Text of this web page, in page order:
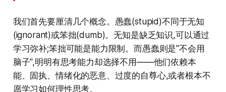
我们首先要厘清几个概念。愚蠢(stupid)不同于无知
(ignorant)或笨拙(dumb)。无知是缺乏知识,可以通过
学习弥补;笨拙可能是能力限制。而愚蠢则是"不会用
脑子",明明有思考能力却选择不用——他们依赖本
能、固执、情绪化的恶意、过度的自尊心,或者根本不
愿学习如何理性思考。